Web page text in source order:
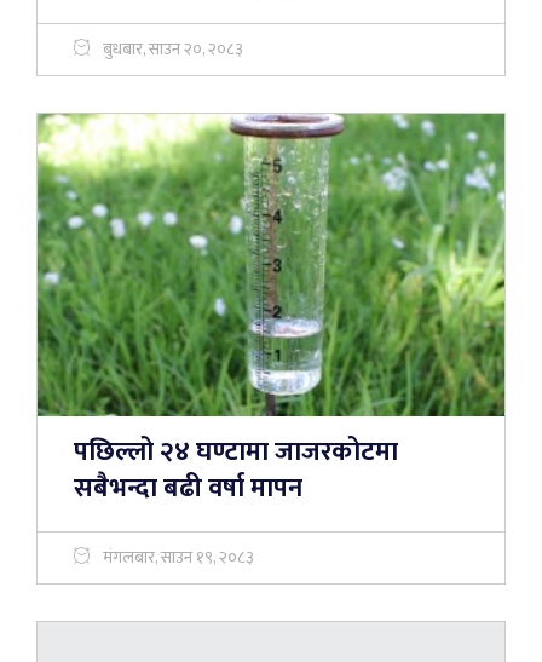
बुधबार, साउन २०, २०८३
पछिल्लो २४ घण्टामा जाजरकोटमा
सबैभन्दा बढी वर्षा मापन
मंगलबार, साउन १९, २०८३